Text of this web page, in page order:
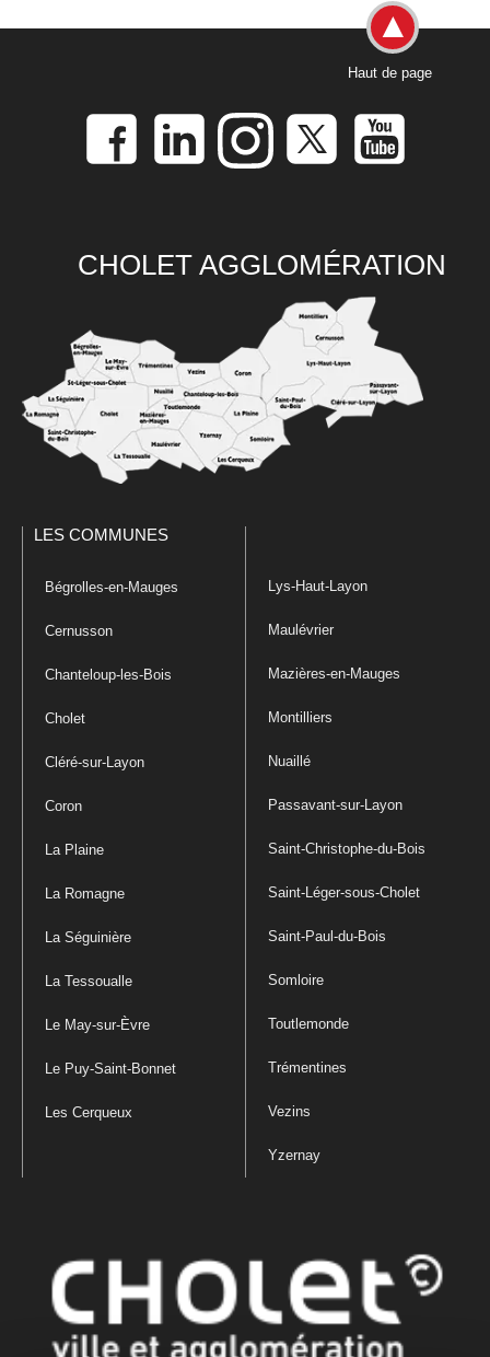
Haut de page
CHOLET AGGLOMÉRATION
LES COMMUNES
Bégrolles-en-Mauges
Cernusson
Chanteloup-les-Bois
Cholet
Cléré-sur-Layon
Coron
La Plaine
La Romagne
La Séguinière
La Tessoualle
Le May-sur-Èvre
Le Puy-Saint-Bonnet
Les Cerqueux
Lys-Haut-Layon
Maulévrier
Mazières-en-Mauges
Montilliers
Nuaillé
Passavant-sur-Layon
Saint-Christophe-du-Bois
Saint-Léger-sous-Cholet
Saint-Paul-du-Bois
Somloire
Toutlemonde
Trémentines
Vezins
Yzernay